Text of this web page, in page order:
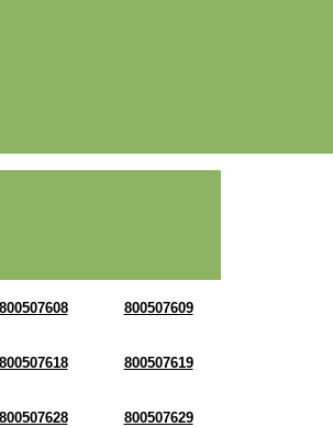
800507608 800507609
800507618 800507619
800507628 800507629